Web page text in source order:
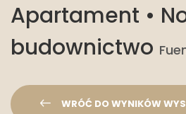
Apartament •
budownictwo
WRÓĆ DO WYNIKÓW